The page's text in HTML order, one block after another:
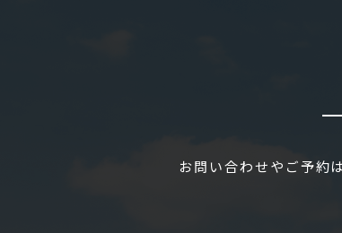
お問い合わせやご予約